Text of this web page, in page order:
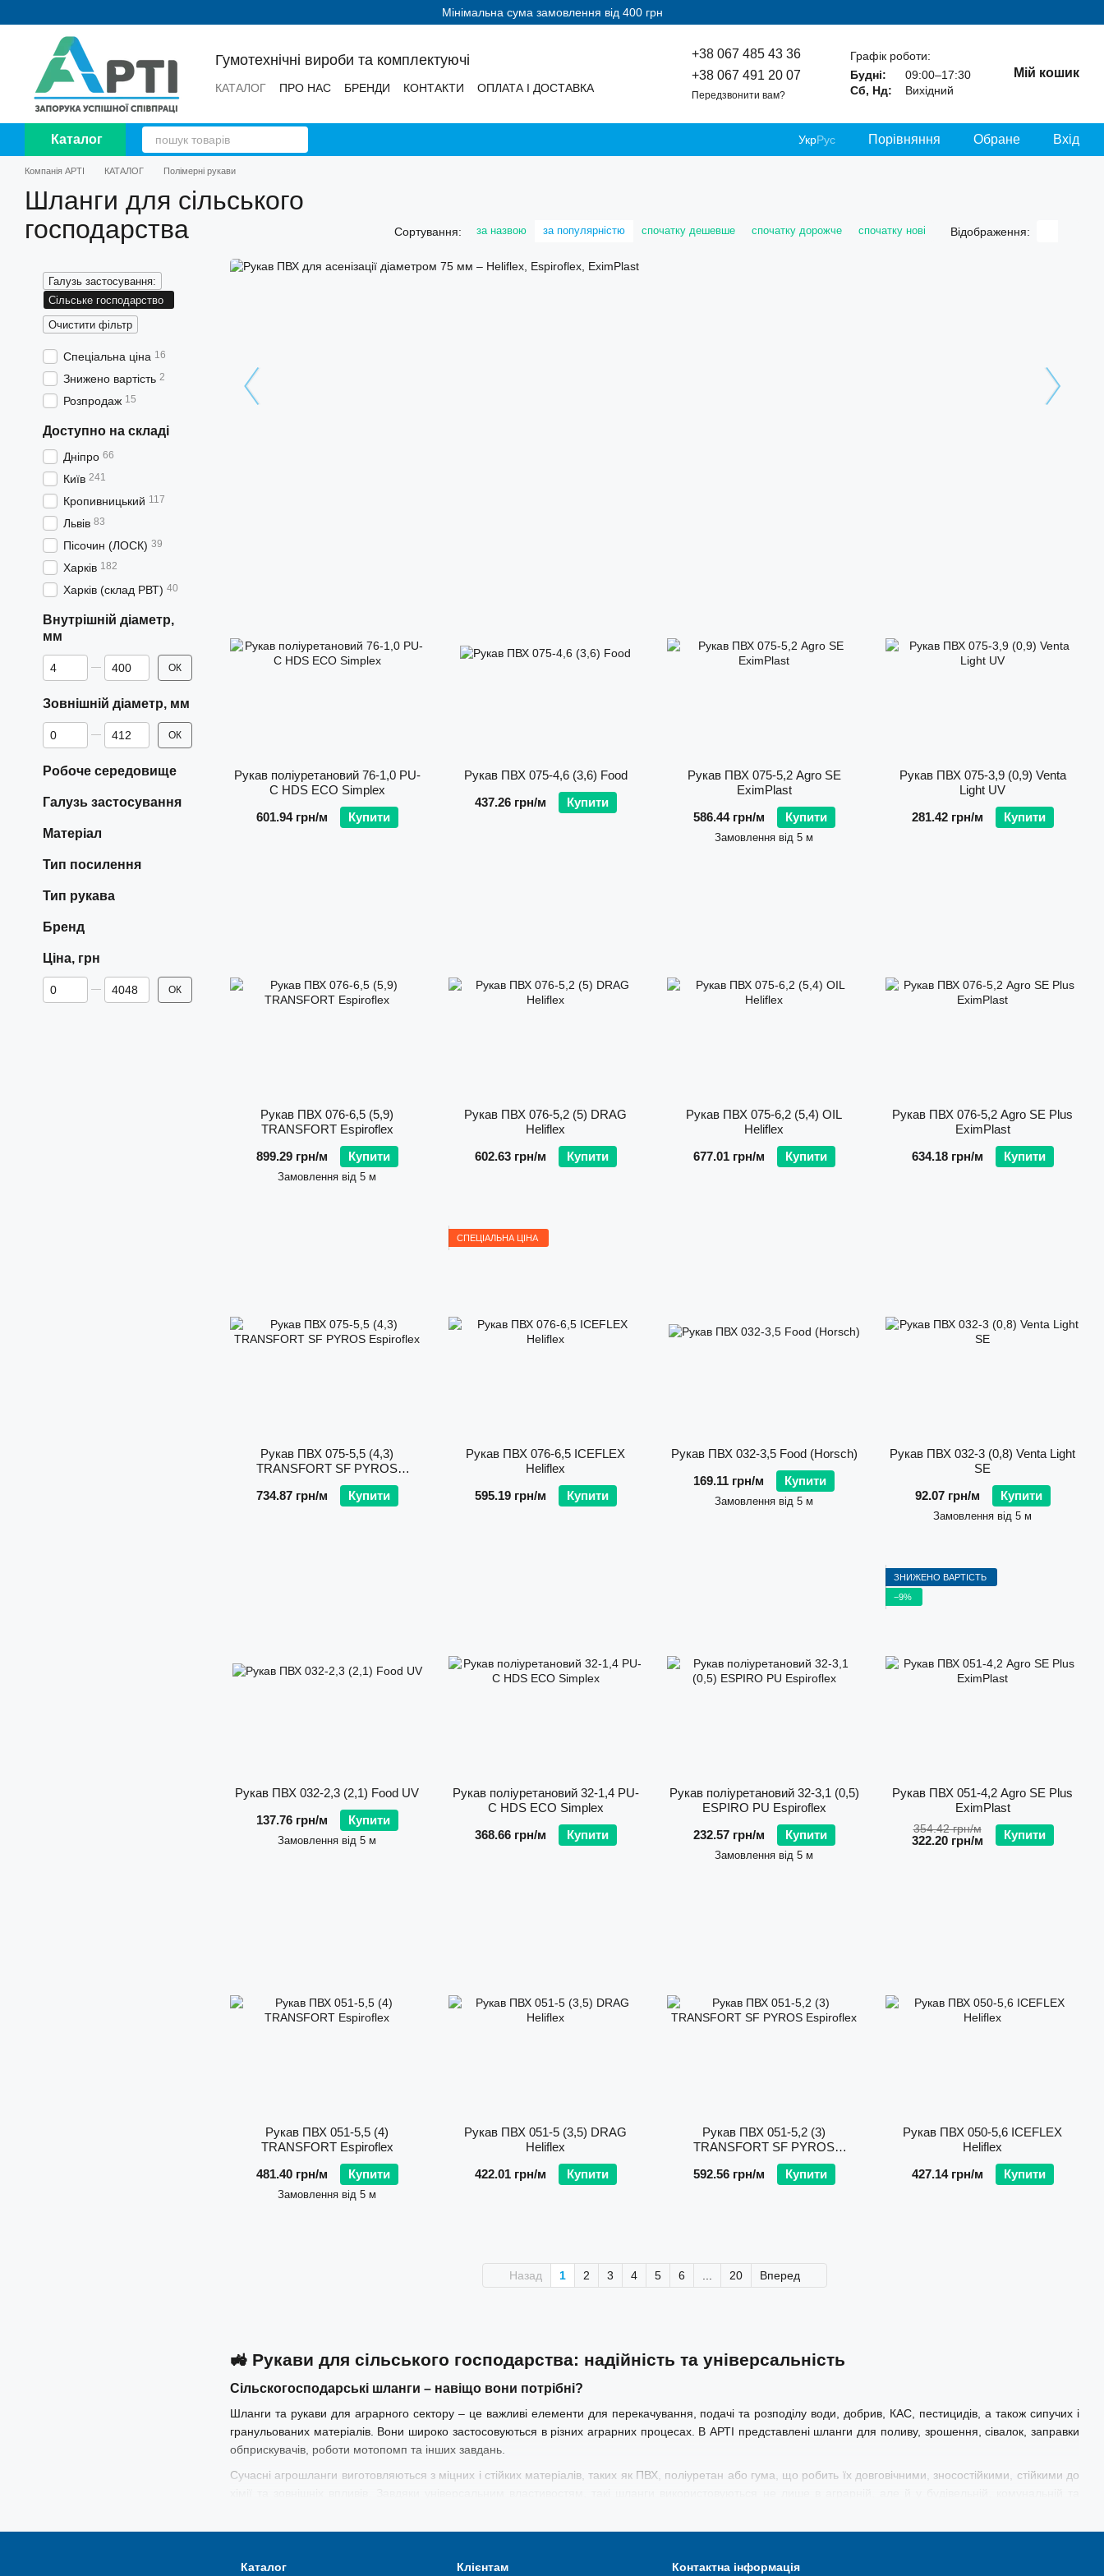
Мінімальна сума замовлення від 400 грн
Гумотехнічні вироби та комплектуючі
КАТАЛОГ ПРО НАС БРЕНДИ КОНТАКТИ
ОПЛАТА І ДОСТАВКА
+38 067 485 43 36
+38 067 491 20 07
Передзвонити вам?
Графік роботи:
Будні:
09:00–17:30
Сб, Нд:
Вихідний
Мій кошик
Каталог УкрРус Порівняння Обране Вхід
Компанія АРТІ КАТАЛОГ Полімерні рукави
Шланги для сільського
господарства
Сортування: за назвою за популярністю спочатку дешевше спочатку дорожче спочатку нові Відображення:
🚜 Рукави для сільського господарства: надійність та універсальність
Сільскогосподарські шланги – навіщо вони потрібні?
Шланги та рукави для аграрного сектору – це важливі елементи для перекачування, подачі та розподілу води, добрив, КАС, пестицидів, а також сипучих і
гранульованих матеріалів. Вони широко застосовуються в різних аграрних процесах. В АРТІ представлені шланги для поливу, зрошення, сівалок, заправки
обприскувачів, роботи мотопомп та інших завдань.
Сучасні агрошланги виготовляються з міцних і стійких матеріалів, таких як ПВХ, поліуретан або гума, що робить їх довговічними, зносостійкими, стійкими до
📋Шланги для сільського господарства: види та призначення
Рукав поліуретановий 76-1,0 PU-
C HDS ECO Simplex
601.94 грн/м
Купити
Рукав ПВХ 075-4,6 (3,6) Food
437.26 грн/м
Купити
Рукав ПВХ 075-5,2 Agro SE
EximPlast
586.44 грн/м
Купити
Замовлення від 5 м
Рукав ПВХ 075-3,9 (0,9) Venta
Light UV
281.42 грн/м
Купити
Рукав ПВХ 076-6,5 (5,9)
TRANSFORT Espiroflex
899.29 грн/м
Купити
Замовлення від 5 м
Рукав ПВХ 076-5,2 (5) DRAG
Heliflex
602.63 грн/м
Купити
Рукав ПВХ 075-6,2 (5,4) OIL
Heliflex
677.01 грн/м
Купити
Рукав ПВХ 076-5,2 Agro SE Plus
EximPlast
634.18 грн/м
Купити
Рукав ПВХ 075-5,5 (4,3)
TRANSFORT SF PYROS
Espiroflex
734.87 грн/м
Купити
СПЕЦІАЛЬНА ЦІНА
Рукав ПВХ 076-6,5 ICEFLEX
Heliflex
595.19 грн/м
Купити
Рукав ПВХ 032-3,5 Food (Horsch)
169.11 грн/м
Купити
Замовлення від 5 м
Рукав ПВХ 032-3 (0,8) Venta Light
SE
92.07 грн/м
Купити
Замовлення від 5 м
Рукав ПВХ 032-2,3 (2,1) Food UV
137.76 грн/м
Купити
Замовлення від 5 м
Рукав поліуретановий 32-1,4 PU-
C HDS ECO Simplex
368.66 грн/м
Купити
Рукав поліуретановий 32-3,1 (0,5)
ESPIRO PU Espiroflex
232.57 грн/м
Купити
Замовлення від 5 м
ЗНИЖЕНО ВАРТІСТЬ
−9%
Рукав ПВХ 051-4,2 Agro SE Plus
EximPlast
354.42 грн/м
322.20 грн/м Купити
Рукав ПВХ 051-5,5 (4)
TRANSFORT Espiroflex
481.40 грн/м
Купити
Замовлення від 5 м
Рукав ПВХ 051-5 (3,5) DRAG
Heliflex
422.01 грн/м
Купити
Рукав ПВХ 051-5,2 (3)
TRANSFORT SF PYROS
Espiroflex
592.56 грн/м
Купити
Рукав ПВХ 050-5,6 ICEFLEX
Heliflex
427.14 грн/м
Купити
Назад 1 2 3 4 5 6 20 Вперед
Галузь застосування:
Сільське господарство
Очистити фільтр
Спеціальна ціна 16
Знижено вартість 2
Розпродаж 15
Доступно на складі
Дніпро 66
Київ 241
Кропивницький 117
Львів 83
Пісочин (ЛОСК) 39
Харків 182
Харків (склад РВТ) 40
Внутрішній діаметр,
мм
Від Внутрішній діаметр, мм
До Внутрішній діаметр, мм
ОК
Зовнішній діаметр, мм
Від Зовнішній діаметр, мм
До Зовнішній діаметр, мм
ОК
Робоче середовище
Галузь застосування
Матеріал
Тип посилення
Тип рукава
Бренд
Ціна, грн
Від Ціна, грн
До Ціна, грн ОК
Каталог Клієнтам Контактна інформація